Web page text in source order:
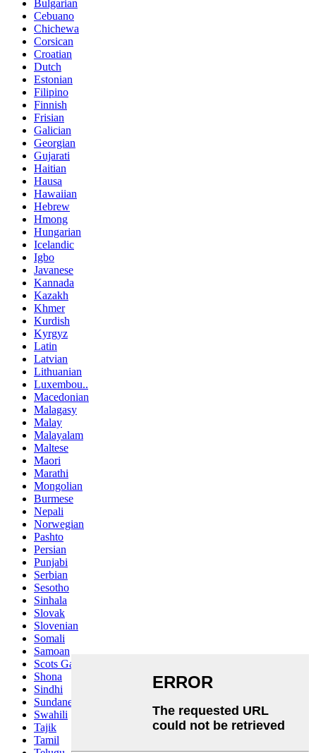
Bulgarian
Cebuano
Chichewa
Corsican
Croatian
Dutch
Estonian
Filipino
Finnish
Frisian
Galician
Georgian
Gujarati
Haitian
Hausa
Hawaiian
Hebrew
Hmong
Hungarian
Icelandic
Igbo
Javanese
Kannada
Kazakh
Khmer
Kurdish
Kyrgyz
Latin
Latvian
Lithuanian
Luxembou..
Macedonian
Malagasy
Malay
Malayalam
Maltese
Maori
Marathi
Mongolian
Burmese
Nepali
Norwegian
Pashto
Persian
Punjabi
Serbian
Sesotho
Sinhala
Slovak
Slovenian
Somali
Samoan
Scots Gaelic
Shona
Sindhi
Sundanese
Swahili
Tajik
Tamil